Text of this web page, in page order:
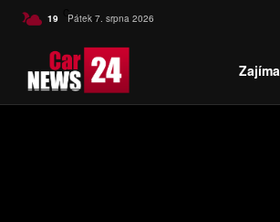
19 C Czech
Pátek 7. srpna 2026